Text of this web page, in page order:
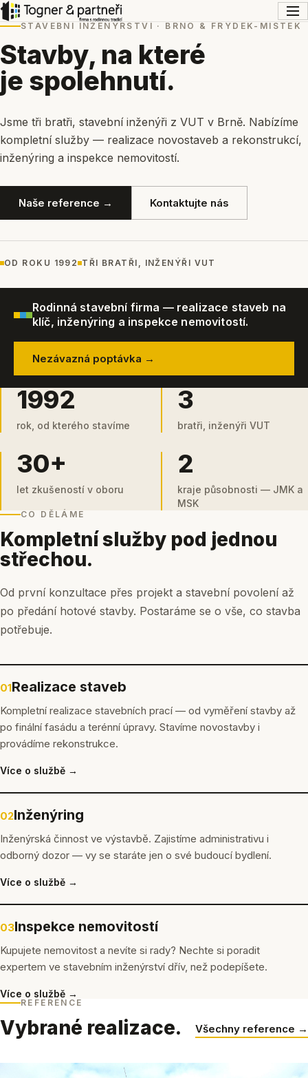
STAVEBNÍ INŽENÝRSTVÍ · BRNO & FRÝDEK-MÍSTEK
Stavby, na které
je spolehnutí.
Jsme tři bratři, stavební inženýři z VUT v Brně. Nabízíme
kompletní služby — realizace novostaveb a rekonstrukcí,
inženýring a inspekce nemovitostí.
Naše reference → Kontaktujte nás
OD ROKU 1992 TŘI BRATŘI, INŽENÝŘI VUT
Rodinná stavební firma — realizace staveb na
klíč, inženýring a inspekce nemovitostí.
Nezávazná poptávka →
1992
rok, od kterého stavíme
3
bratři, inženýři VUT
30+
let zkušeností v oboru
2
kraje působnosti — JMK a
MSK
CO DĚLÁME
Kompletní služby pod jednou
střechou.
Od první konzultace přes projekt a stavební povolení až
po předání hotové stavby. Postaráme se o vše, co stavba
potřebuje.
01Realizace staveb
Kompletní realizace stavebních prací — od vyměření stavby až
po finální fasádu a terénní úpravy. Stavíme novostavby i
provádíme rekonstrukce.
Více o službě →
02Inženýring
Inženýrská činnost ve výstavbě. Zajistíme administrativu i
odborný dozor — vy se staráte jen o své budoucí bydlení.
Více o službě →
03Inspekce nemovitostí
Kupujete nemovitost a nevíte si rady? Nechte si poradit
expertem ve stavebním inženýrství dřív, než podepíšete.
Více o službě →
REFERENCE
Vybrané realizace. Všechny reference →